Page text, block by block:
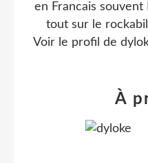
en Francais
tout sur le
Voir le profil de
À